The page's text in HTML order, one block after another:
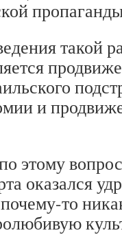
такой
и
этому
оказался
то